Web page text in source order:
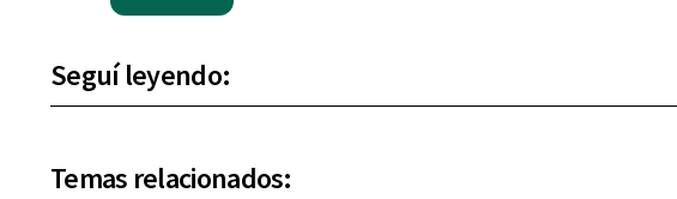
Seguí leyendo:
Temas relacionados: